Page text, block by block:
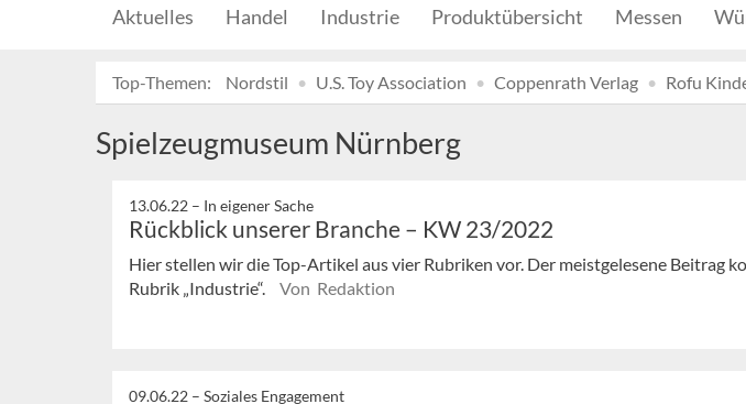
Aktuelles Handel Industrie Produktübersicht Messen
Top-Themen: Nordstil U.S. Toy Association Coppenrath Verlag Rofu
Spielzeugmuseum Nürnberg
13.06.22 – In eigener Sache
Rückblick unserer Branche – KW 23/2022
Hier stellen wir die Top-Artikel aus vier Rubriken vor. Der meistgelesene Beitrag
Rubrik „Industrie“.
Von Redaktion
09.06.22 – Soziales Engagement